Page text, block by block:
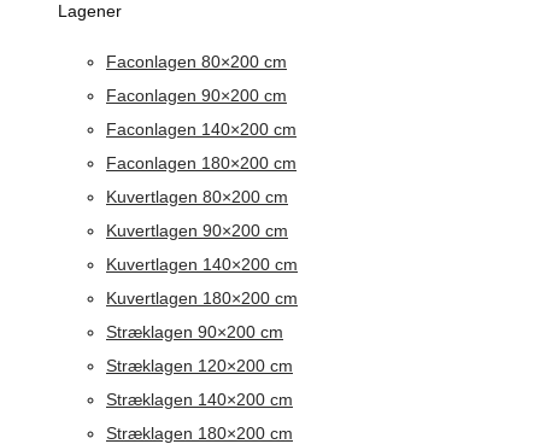
Lagener
Faconlagen 80×200 cm
Faconlagen 90×200 cm
Faconlagen 140×200 cm
Faconlagen 180×200 cm
Kuvertlagen 80×200 cm
Kuvertlagen 90×200 cm
Kuvertlagen 140×200 cm
Kuvertlagen 180×200 cm
Stræklagen 90×200 cm
Stræklagen 120×200 cm
Stræklagen 140×200 cm
Stræklagen 180×200 cm